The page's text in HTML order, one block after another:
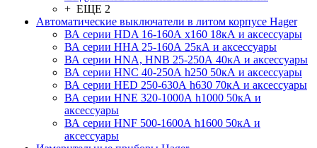
+ ЕЩЕ 2
Автоматические выключатели в литом корпусе Hager
ВА серии HDA 16-160А x160 18кА и аксессуары
ВА серии HHA 25-160А 25кА и аксессуары
ВА серии HNA, HNB 25-250А 40кА и аксессуары
ВА серии HNC 40-250А h250 50кА и аксессуары
ВА серии HED 250-630А h630 70кА и аксессуары
ВА серии HNE 320-1000А h1000 50кА и
аксессуары
ВА серии HNF 500-1600А h1600 50кА и
аксессуары